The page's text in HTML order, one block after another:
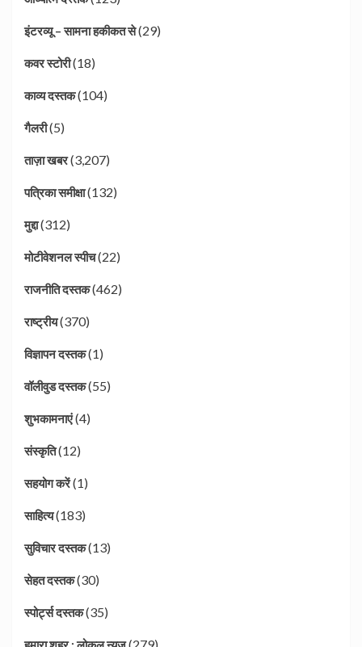
इंटरव्यू – सामना हकीकत से(29)
कवर स्टोरी(18)
काव्य दस्तक(104)
गैलरी(5)
ताज़ा खबर(3,207)
पत्रिका समीक्षा(132)
मुद्दा(312)
मोटीवेशनल स्पीच(22)
राजनीति दस्तक(462)
राष्ट्रीय(370)
विज्ञापन दस्तक(1)
वॉलीवुड दस्तक(55)
शुभकामनाएं(4)
संस्कृति(12)
सहयोग करें(1)
साहित्य(183)
सुविचार दस्तक(13)
सेहत दस्तक(30)
स्पोर्ट्स दस्तक(35)